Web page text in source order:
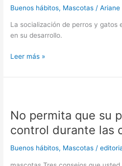
Buenos hábitos, Mascotas /Ariane
La socialización de perros y gatos
en su desarrollo.
perros
gatos
Leer más »
No permita que su
control durante las
Buenos hábitos, Mascotas /
que
perro
tome